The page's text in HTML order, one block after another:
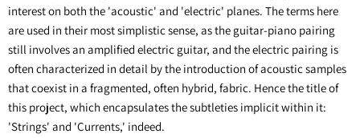
interest on both the 'acoustic' and 'electric' planes. The terms here
are used in their most simplistic sense, as the guitar-piano pairing
still involves an amplified electric guitar, and the electric pairing is
often characterized in detail by the introduction of acoustic samples
that coexist in a fragmented, often hybrid, fabric. Hence the title of
this project, which encapsulates the subtleties implicit within it:
'Strings' and 'Currents,' indeed.